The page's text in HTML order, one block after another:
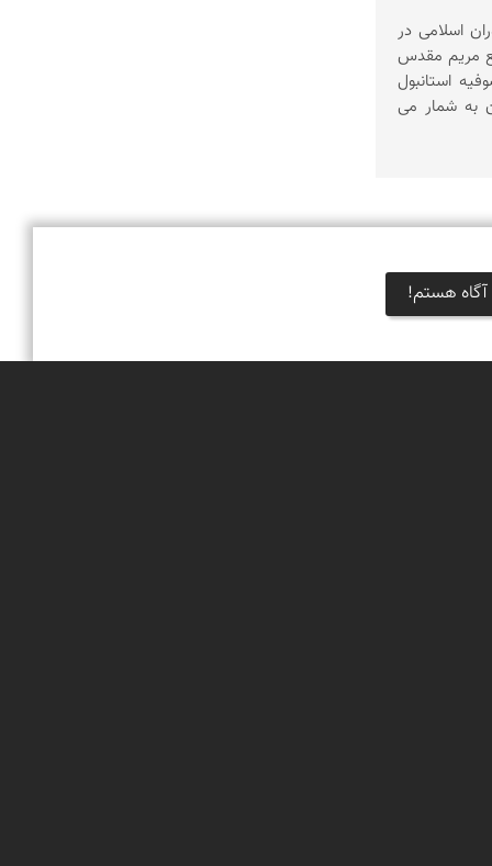
اسلامی در
مریم مقدس
استانبول
به شمار می
آگاه هستم!